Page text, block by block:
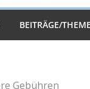
BEITRÄGE/
Gebühren